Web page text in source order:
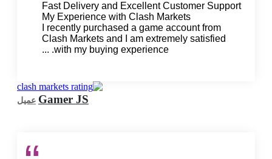
Fast Delivery and Excellent Customer Support
My Experience with Clash Markets
I recently purchased a game account from
Clash Markets and I am extremely satisfied
with my buying experience. ...
Gamer JS عميل